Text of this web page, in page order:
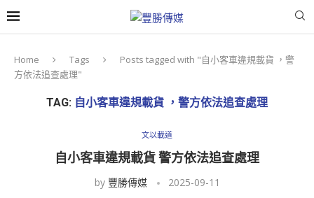
Home Tags
Posts tagged with "自小客車違規載貨 ，警
方依法追查處理"
TAG: 自小客車違規載貨 ，警方依法追查處理
文以載道
自小客車違規載貨 警方依法追查處理
by 豐勝傳媒 2025-09-11